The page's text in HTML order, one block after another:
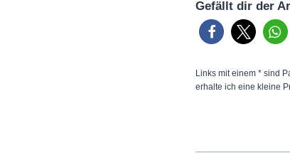
Gefällt dir der
Links mit einem * sind
erhalte ich eine kleine